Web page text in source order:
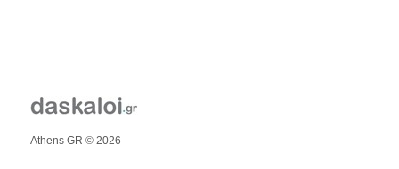
Athens GR © 2026